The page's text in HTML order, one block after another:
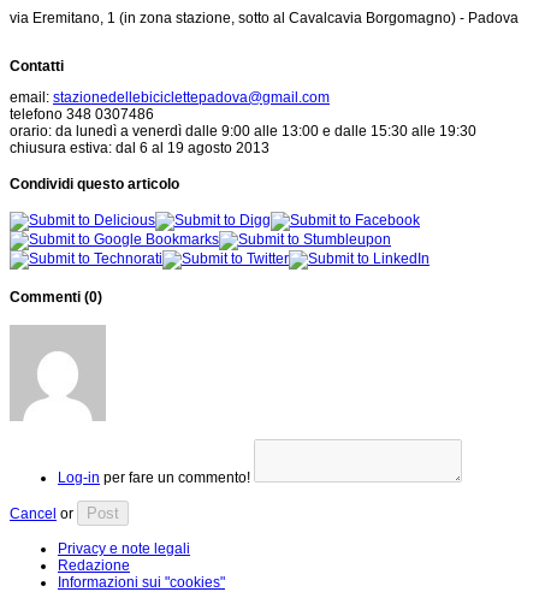
via Eremitano, 1 (in zona stazione, sotto al Cavalcavia Borgomagno) - Padova
Contatti
email: stazionedellebiciclettepadova@gmail.com
telefono 348 0307486
orario: da lunedì a venerdì dalle 9:00 alle 13:00 e dalle 15:30 alle 19:30
chiusura estiva: dal 6 al 19 agosto 2013
Condividi questo articolo
Commenti (0)
Log-in per fare un commento!
Cancel or Post
Privacy e note legali
Redazione
Informazioni sui "cookies"